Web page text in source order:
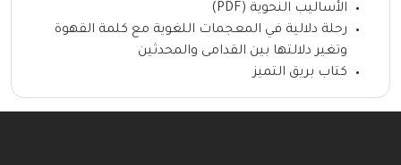
الأساليب النحوية (PDF)
رحلة دلالية في المعجمات اللغوية مع كلمة القهوة
وتغير دلالتها بين القدامى والمحدثين
كتاب بريق التميز